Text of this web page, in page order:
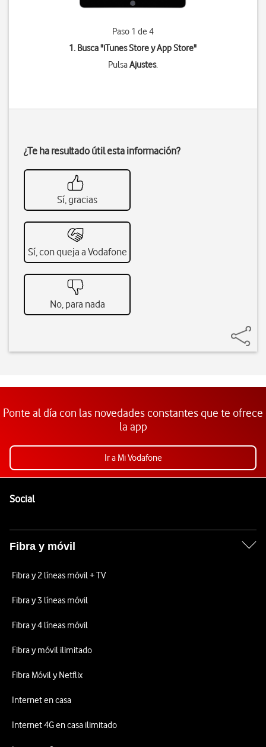
Paso 1 de 4
1. Busca "iTunes Store y App Store"
PulsaAjustes.
¿Te ha resultado útil esta información?
Sí, gracias
Sí, con queja a Vodafone
No, para nada
Ponte al día con las novedades constantes que te ofrece
la app
Ir a Mi Vodafone
SocialEnlaces a las redes sociales de Vodafone
Fibra y móvil
Fibra y 2 líneas móvil + TV
Fibra y 3 líneas móvil
Fibra y 4 líneas móvil
Fibra y móvil ilimitado
Fibra Móvil y Netflix
Internet en casa
Internet 4G en casa ilimitado